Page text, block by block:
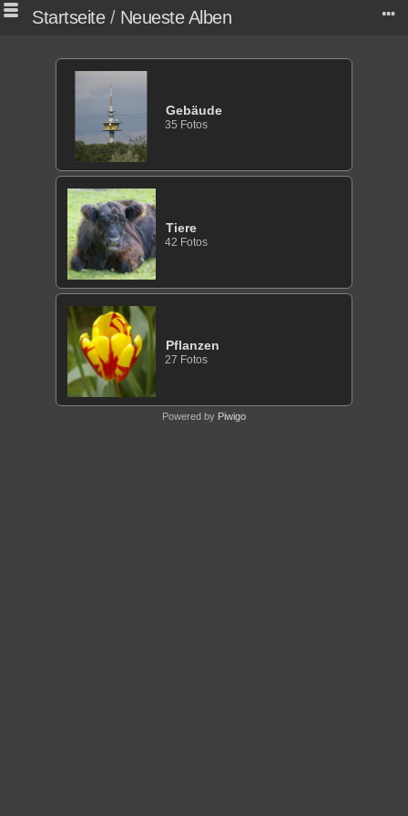
Startseite/ Neueste Alben
Gebäude
35 Fotos
Tiere
42 Fotos
Pflanzen
27 Fotos
Powered by Piwigo